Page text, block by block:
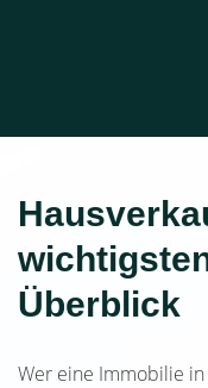
Überblick
Wer eine Immobilie